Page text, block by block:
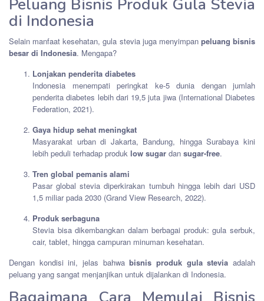
Peluang Bisnis Produk Gula Stevia
di Indonesia
Selain manfaat kesehatan, gula stevia juga menyimpan peluang bisnis
besar di Indonesia. Mengapa?
Lonjakan penderita diabetes
Indonesia menempati peringkat ke-5 dunia dengan jumlah
penderita diabetes lebih dari 19,5 juta jiwa (International Diabetes
Federation, 2021).
Gaya hidup sehat meningkat
Masyarakat urban di Jakarta, Bandung, hingga Surabaya kini
lebih peduli terhadap produk low sugar dan sugar-free.
Tren global pemanis alami
Pasar global stevia diperkirakan tumbuh hingga lebih dari USD
1,5 miliar pada 2030 (Grand View Research, 2022).
Produk serbaguna
Stevia bisa dikembangkan dalam berbagai produk: gula serbuk,
cair, tablet, hingga campuran minuman kesehatan.
Dengan kondisi ini, jelas bahwabisnis produk gula stevia adalah
peluang yang sangat menjanjikan untuk dijalankan di Indonesia.